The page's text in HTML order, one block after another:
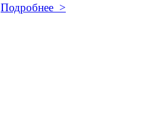
Подробнее >